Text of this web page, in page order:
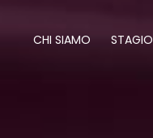
CHI SIAMO